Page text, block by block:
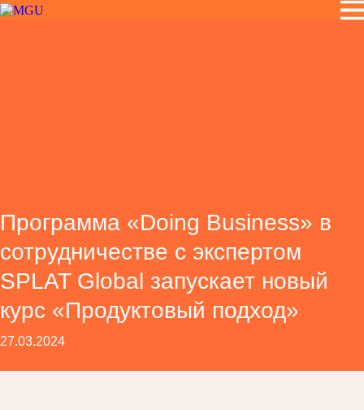
Программа «Doing Business» в
сотрудничестве с экспертом
SPLAT Global запускает новый
курс «Продуктовый подход»
27.03.2024